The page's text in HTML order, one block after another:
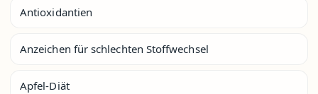
Antioxidantien
Anzeichen für schlechten Stoffwechsel
Apfel-Diät